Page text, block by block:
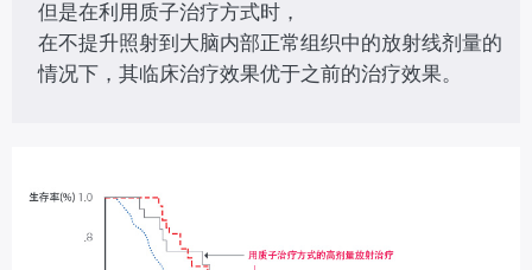
但是在利用质子治疗方式时，
在不提升照射到大脑内部正常组织中的放射线剂量的
情况下，其临床治疗效果优于之前的治疗效果。